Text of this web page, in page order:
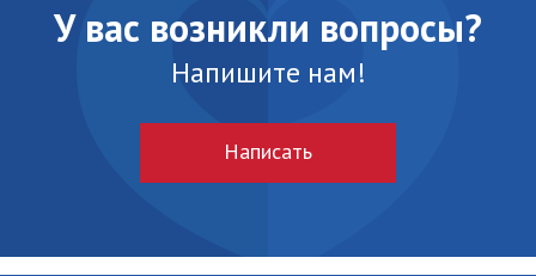
У вас возникли вопросы?
Напишите нам!
Написать